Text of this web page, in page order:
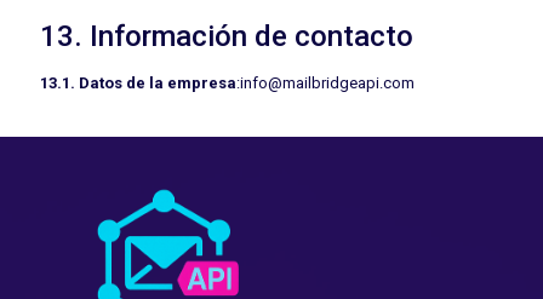
13. Información de contacto
13.1. Datos de la empresa:info@mailbridgeapi.com